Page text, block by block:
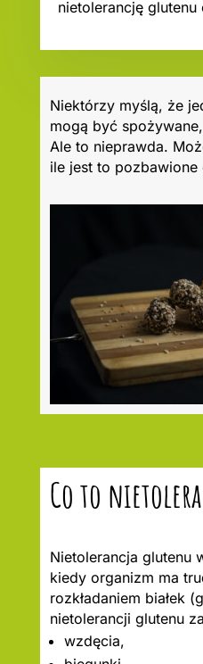
nietolerancję
Niektórzy myślą, że
mogą być
Ale to nieprawda.
ile jest to pozbawione
Co to
Nietolerancja glutenu
kiedy organizm ma
rozkładaniem białek
nietolerancji glutenu
wzdęcia,